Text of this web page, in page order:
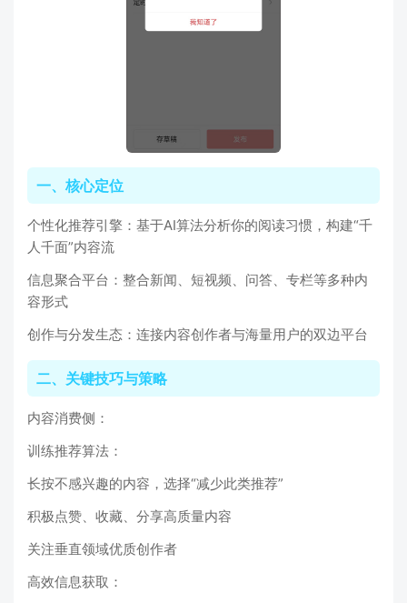
一、核心定位
个性化推荐引擎：基于AI算法分析你的阅读习惯，构建“千
人千面”内容流
信息聚合平台：整合新闻、短视频、问答、专栏等多种内
容形式
创作与分发生态：连接内容创作者与海量用户的双边平台
二、关键技巧与策略
内容消费侧：
训练推荐算法：
长按不感兴趣的内容，选择“减少此类推荐”
积极点赞、收藏、分享高质量内容
关注垂直领域优质创作者
高效信息获取：